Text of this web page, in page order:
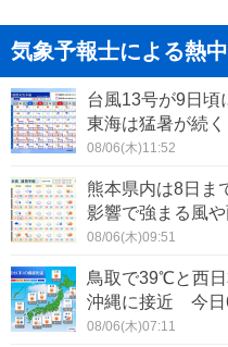
気象予報士による熱
台風13号が9日
東海は猛暑が続
08/06(木)11:52
熊本県内は8日
影響で強まる風
08/06(木)09:51
鳥取で39℃と西
沖縄に接近 今日
08/06(木)07:11